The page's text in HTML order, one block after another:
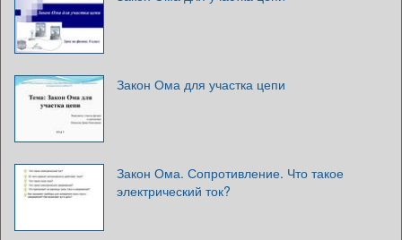
Закон Ома для участка цепи
Закон Ома. Сопротивление. Что такое
электрический ток?